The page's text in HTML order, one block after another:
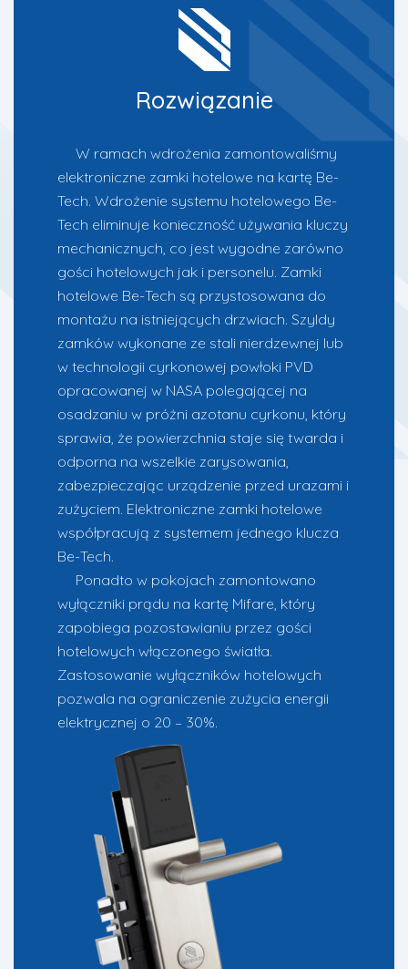
Rozwiązanie
W ramach wdrożenia zamontowaliśmy
elektroniczne zamki hotelowe na kartę Be-
Tech. Wdrożenie systemu hotelowego Be-
Tech eliminuje konieczność używania kluczy
mechanicznych, co jest wygodne zarówno
gości hotelowych jak i personelu. Zamki
hotelowe Be-Tech są przystosowana do
montażu na istniejących drzwiach. Szyldy
zamków wykonane ze stali nierdzewnej lub
w technologii cyrkonowej powłoki PVD
opracowanej w NASA polegającej na
osadzaniu w próżni azotanu cyrkonu, który
sprawia, że powierzchnia staje się twarda i
odporna na wszelkie zarysowania,
zabezpieczając urządzenie przed urazami i
zużyciem. Elektroniczne zamki hotelowe
współpracują z systemem jednego klucza
Be-Tech.
Ponadto w pokojach zamontowano
wyłączniki prądu na kartę Mifare, który
zapobiega pozostawianiu przez gości
hotelowych włączonego światła.
Zastosowanie wyłączników hotelowych
pozwala na ograniczenie zużycia energii
elektrycznej o 20 – 30%.